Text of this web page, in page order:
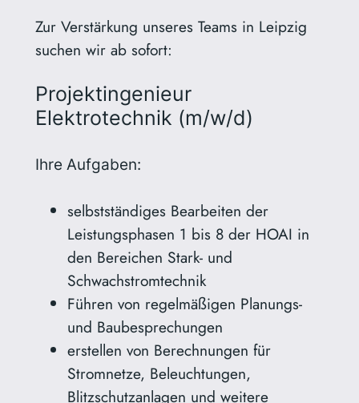
Zur Verstärkung unseres Teams in Leipzig
suchen wir ab sofort:
Projektingenieur
Elektrotechnik (m/w/d)
Ihre Aufgaben:
selbstständiges Bearbeiten der
Leistungsphasen 1 bis 8 der HOAI in
den Bereichen Stark- und
Schwachstromtechnik
Führen von regelmäßigen Planungs-
und Baubesprechungen
erstellen von Berechnungen für
Stromnetze, Beleuchtungen,
Blitzschutzanlagen und weitere